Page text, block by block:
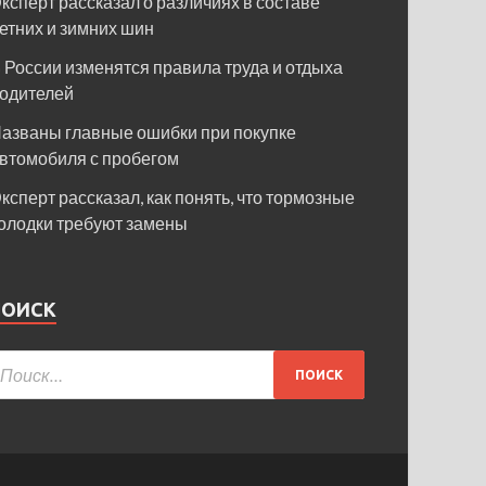
и зимних шин
России изменятся правила труда и отдыха
главные ошибки при покупке
с пробегом
рассказал, как понять, что тормозные
требуют замены